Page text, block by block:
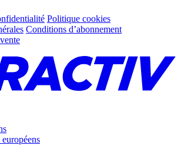
Politique cookies
Conditions d’abonnement